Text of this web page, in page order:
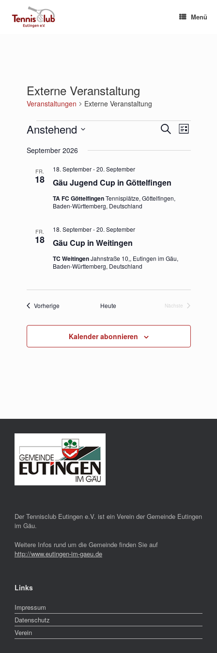
Inhalt
springen
Menü
Externe Veranstaltung
Veranstaltungen Externe Veranstaltung
Veranstaltungen
Veranstaltungen
Suche
Ansichten,
Suche
Ansichten-
Liste
Anstehend
wählen.
September 2026
FR.
18 Gäu Jugend Cup in Göttelfingen
18. September-20. September
TA FC GöttelfingenTennisplätze, Göttelfingen,
Baden-Württemberg, Deutschland
FR.
18 Gäu Cup in Weitingen
18. September-20. September
TC WeitingenJahnstraße 10,, Eutingen im Gäu,
Baden-Württemberg, Deutschland
VorherigeVeranstaltungenHeute
Nächste
Kalender abonnieren
Der Tennisclub Eutingen e.V. ist ein Verein der Gemeinde Eutingen
im Gäu.
Weitere Infos rund um die Gemeinde finden Sie auf
http://www.eutingen-im-gaeu.de
Links
Impressum
Datenschutz
Verein